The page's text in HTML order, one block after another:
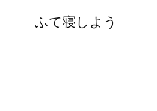
ふて寝しよう